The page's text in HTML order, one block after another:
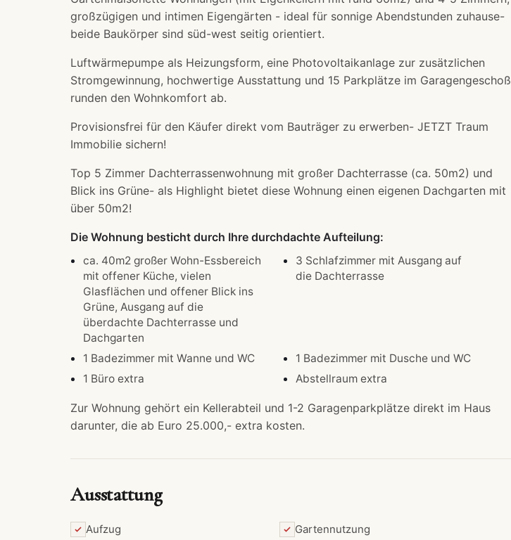
großzügigen und intimen Eigengärten - ideal für sonnige Abendstunden zuhause-
beide Baukörper sind süd-west seitig orientiert.
Luftwärmepumpe als Heizungsform, eine Photovoltaikanlage zur zusätzlichen
Stromgewinnung, hochwertige Ausstattung und 15 Parkplätze im Garagengeschoß
runden den Wohnkomfort ab.
Provisionsfrei für den Käufer direkt vom Bauträger zu erwerben- JETZT Traum
Immobilie sichern!
Top 5 Zimmer Dachterrassenwohnung mit großer Dachterrasse (ca. 50m2) und
Blick ins Grüne- als Highlight bietet diese Wohnung einen eigenen Dachgarten mit
über 50m2!
Die Wohnung besticht durch Ihre durchdachte Aufteilung:
ca. 40m2 großer Wohn-Essbereich
mit offener Küche, vielen
Glasflächen und offener Blick ins
Grüne, Ausgang auf die
überdachte Dachterrasse und
Dachgarten
3 Schlafzimmer mit Ausgang auf
die Dachterrasse
1 Badezimmer mit Wanne und WC
1 Badezimmer mit Dusche und WC
1 Büro extra
Abstellraum extra
Zur Wohnung gehört ein Kellerabteil und 1-2 Garagenparkplätze direkt im Haus
darunter, die ab Euro 25.000,- extra kosten.
Ausstattung
Aufzug Gartennutzung